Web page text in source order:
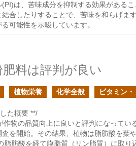
は、苦味成分を抑制する効果がある
合したりすることで、苦味を和らげま
可能性を示唆しています。
料は評判が良い
植物栄養 化学全般 ビタミン
た概要 **/
作物の品質向上に良いと評判になってい
を開始。その結果、植物は脂肪酸を葉
脂肪酸を経て膜脂質（リン脂質）に取